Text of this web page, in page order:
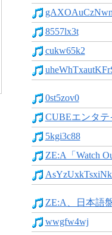
8557lx3t
cukw65k2
0st5zov0
CUBEエンタ
5kgi3c88
ZE:A「Watch
ZE:A、日本語
wwgfw4wj